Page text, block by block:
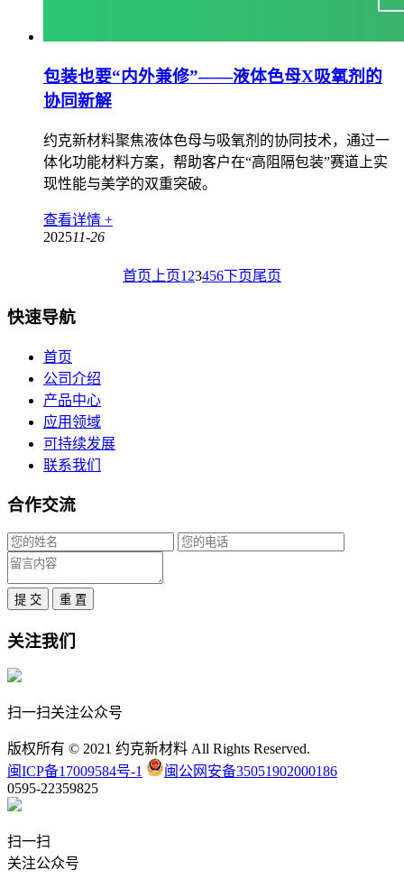
包装也要“内外兼修”——液体色母X吸氧剂的
协同新解
约克新材料聚焦液体色母与吸氧剂的协同技术，通过一
体化功能材料方案，帮助客户在“高阻隔包装”赛道上实
现性能与美学的双重突破。
查看详情 +
202511-26
首页 上页1 23456下页尾页
快速导航
首页
公司介绍
产品中心
应用领域
可持续发展
联系我们
合作交流
提 交 重 置
关注我们
扫一扫关注公众号
版权所有 © 2021 约克新材料 All Rights Reserved.
闽ICP备17009584号-1
闽公网安备35051902000186
0595-22359825
扫一扫
关注公众号